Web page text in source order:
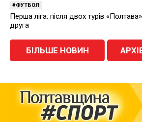
ФУТБОЛ
Перша ліга: після двох турів «Полтава»
друга
БІЛЬШЕ НОВИН